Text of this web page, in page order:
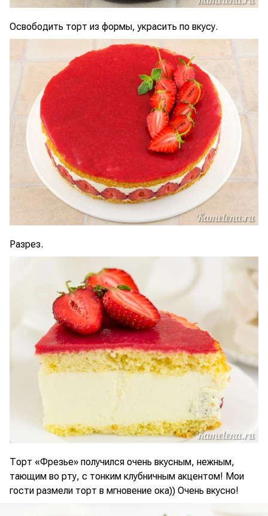
Освободить торт из формы, украсить по вкусу.
Разрез.
Торт «Фрезье» получился очень вкусным, нежным,
тающим во рту, с тонким клубничным акцентом! Мои
гости размели торт в мгновение ока)) Очень вкусно!